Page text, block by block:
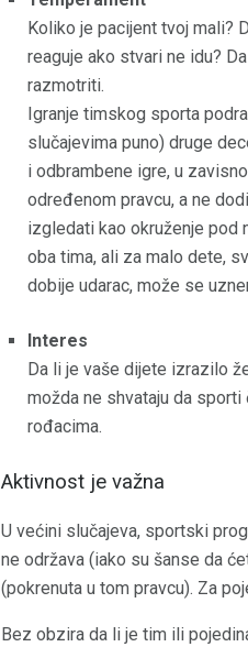
Koliko je pacijent tvoj mali?
reaguje ako stvari ne idu?
razmotriti.
Igranje timskog sporta
slučajevima puno) druge
i odbrambene igre, u
određenom pravcu, a ne
izgledati kao okruženje pod
oba tima, ali za malo dete,
dobije udarac, može se
Interes
Da li je vaše dijete izrazilo
možda ne shvataju da
rođacima.
Aktivnost je važna
U većini slučajeva, sportski
ne održava (iako su šanse da
(pokrenuta u tom pravcu). Za
Bez obzira da li je tim ili